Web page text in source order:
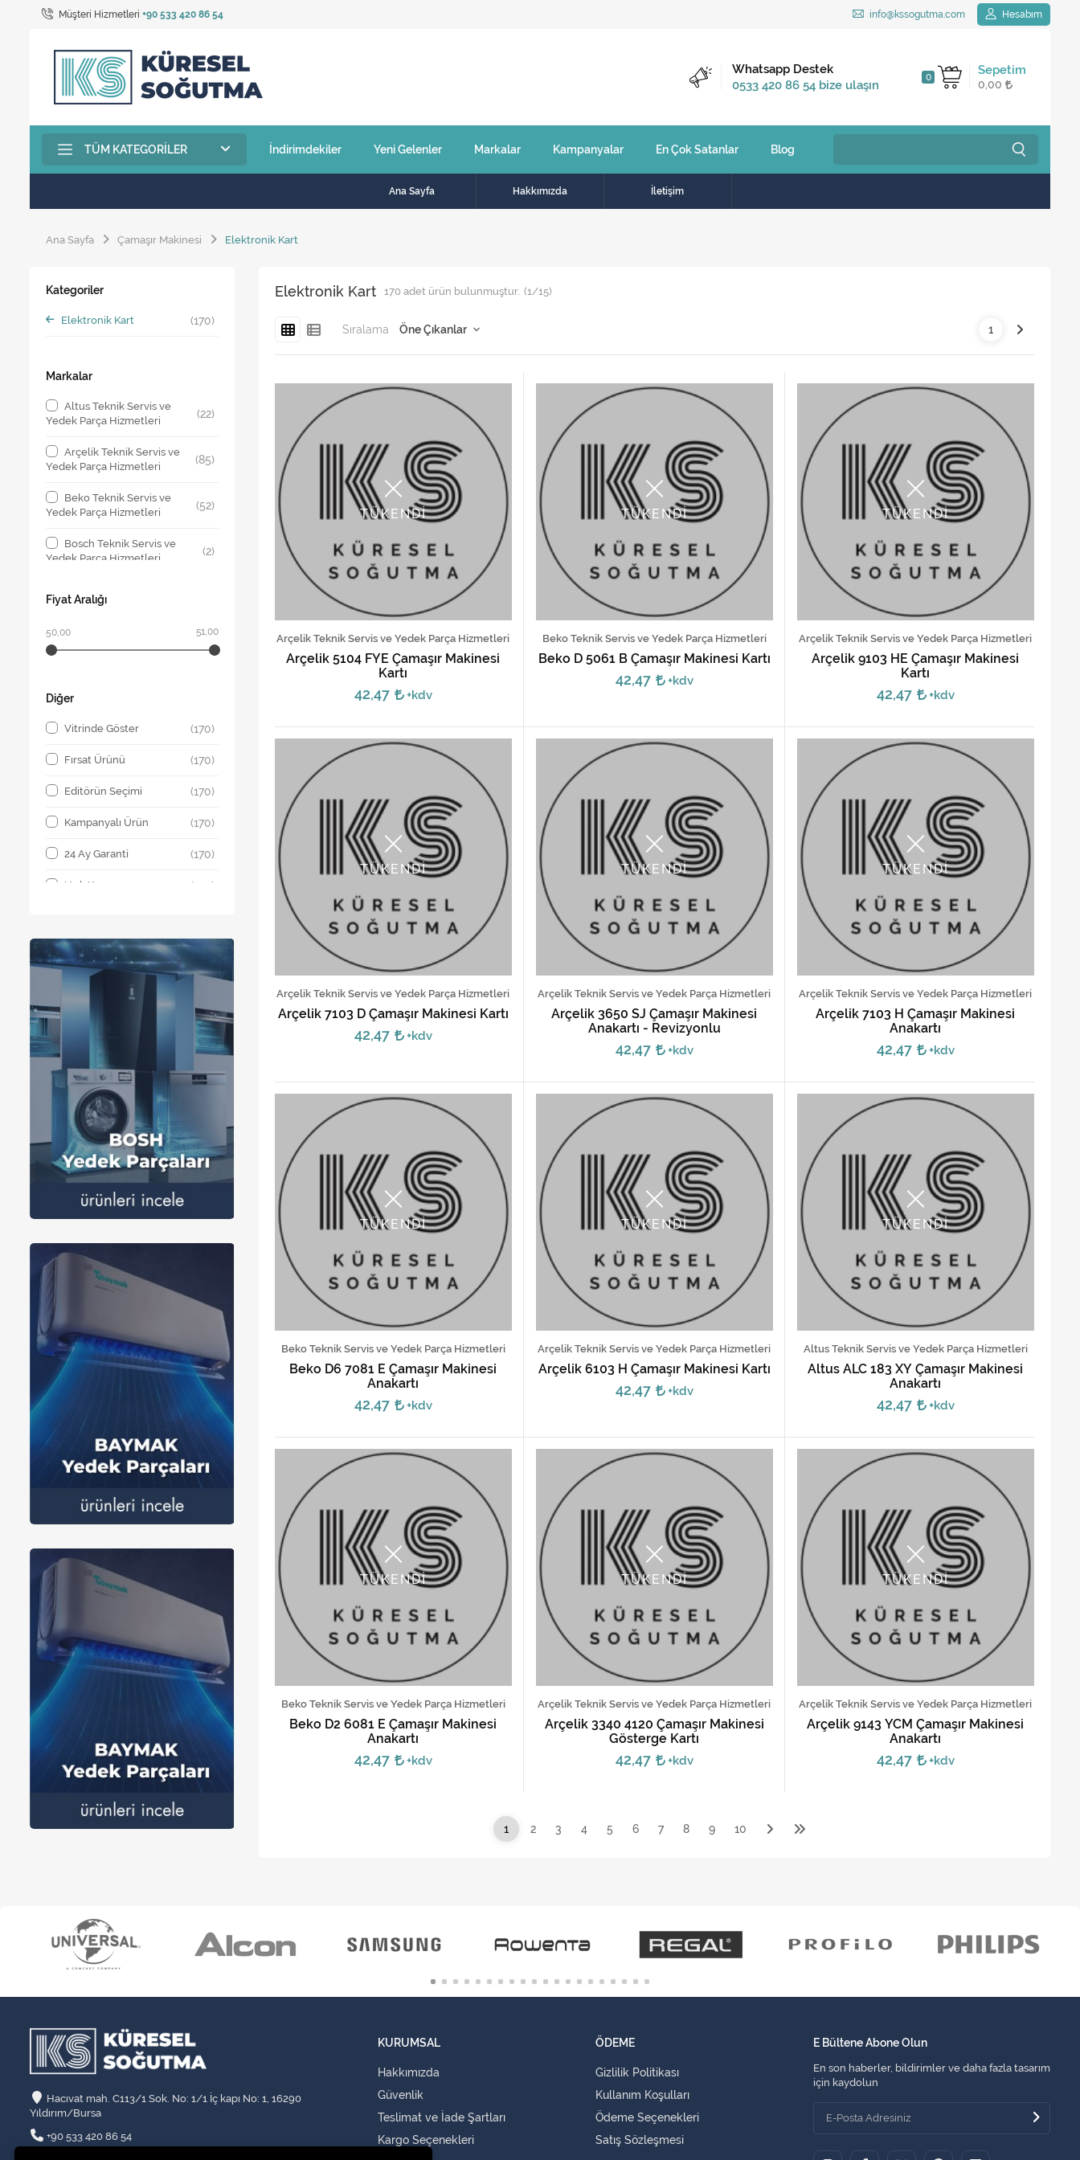
Müşteri Hizmetleri +90 533 420 86 54 info@kssogutma.com Hesabım
Sepetim
0
0,00
Kargo Bedava
2.500 TL ve üzeri
Whatsapp Destek
0533 420 86 54 bize ulaşın
TÜM KATEGORILER İndirimdekiler Yeni Gelenler Markalar Kampanyalar En Çok Satanlar Blog
Ana Sayfa Hakkımızda İletişim
Ana Sayfa Çamaşır Makinesi Elektronik Kart
Elektronik Kart 170 adet ürün bulunmuştur. (1/15)
Sıralama 1
TÜKENDİ
Arçelik Teknik Servis ve Yedek Parça Hizmetleri
Arçelik 5104 FYE Çamaşır Makinesi
Kartı
42,47 +kdv
TÜKENDİ
Beko Teknik Servis ve Yedek Parça Hizmetleri
Beko D 5061 B Çamaşır Makinesi Kartı
42,47 +kdv
TÜKENDİ
Arçelik Teknik Servis ve Yedek Parça Hizmetleri
Arçelik 9103 HE Çamaşır Makinesi
Kartı
42,47 +kdv
TÜKENDİ
Arçelik Teknik Servis ve Yedek Parça Hizmetleri
Arçelik 7103 D Çamaşır Makinesi Kartı
42,47 +kdv
TÜKENDİ
Arçelik Teknik Servis ve Yedek Parça Hizmetleri
Arçelik 3650 SJ Çamaşır Makinesi
Anakartı - Revizyonlu
42,47 +kdv
TÜKENDİ
Arçelik Teknik Servis ve Yedek Parça Hizmetleri
Arçelik 7103 H Çamaşır Makinesi
Anakartı
42,47 +kdv
TÜKENDİ
Beko Teknik Servis ve Yedek Parça Hizmetleri
Beko D6 7081 E Çamaşır Makinesi
Anakartı
42,47 +kdv
TÜKENDİ
Arçelik Teknik Servis ve Yedek Parça Hizmetleri
Arçelik 6103 H Çamaşır Makinesi Kartı
42,47 +kdv
TÜKENDİ
Altus Teknik Servis ve Yedek Parça Hizmetleri
Altus ALC 183 XY Çamaşır Makinesi
Anakartı
42,47 +kdv
TÜKENDİ
Beko Teknik Servis ve Yedek Parça Hizmetleri
Beko D2 6081 E Çamaşır Makinesi
Anakartı
42,47 +kdv
TÜKENDİ
Arçelik Teknik Servis ve Yedek Parça Hizmetleri
Arçelik 3340 4120 Çamaşır Makinesi
Gösterge Kartı
42,47 +kdv
TÜKENDİ
Arçelik Teknik Servis ve Yedek Parça Hizmetleri
Arçelik 9143 YCM Çamaşır Makinesi
Anakartı
42,47 +kdv
1 2 3 4 5 6 7 8 9 10
Kategoriler
Elektronik Kart (170)
Markalar
Altus Teknik Servis ve
Yedek Parça Hizmetleri
(22)
Arçelik Teknik Servis ve
Yedek Parça Hizmetleri
(85)
Beko Teknik Servis ve
Yedek Parça Hizmetleri
(52)
Bosch Teknik Servis ve
Yedek Parça Hizmetleri
(2)
Yedek Parça Hizmetleri
Siemens Teknik Servis
ve Yedek Parça Hizmetleri
(1)
Yedek Parça Hizmetleri
Fiyat Aralığı
50,00 51,00
Diğer
Vitrinde Göster (170)
Fırsat Ürünü (170)
Editörün Seçimi (170)
Kampanyalı Ürün (170)
24 Ay Garanti (170)
Hızlı Kargo (170)
Hacıvat mah. C113/1 Sok. No: 1/1 İç kapı No: 1, 16290
Yıldırım/Bursa
+90 533 420 86 54
E Bültene Abone Olun
En son haberler, bildirimler ve daha fazla tasarım
için kaydolun
KURUMSAL
Hakkımızda
Güvenlik
Teslimat ve İade Şartları
Kargo Seçenekleri
ÖDEME
Gizlilik Politikası
Kullanım Koşulları
Ödeme Seçenekleri
Satış Sözleşmesi